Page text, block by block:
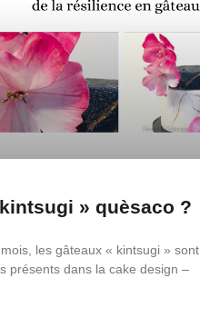
» quèsaco ?
les gâteaux « kintsugi » sont
présents dans la cake design –